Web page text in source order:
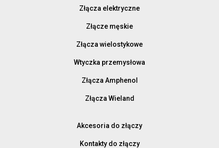
Złącza elektryczne
Złącze męskie
Złącza wielostykowe
Wtyczka przemysłowa
Złącza Amphenol
Złącza Wieland
Akcesoria do złączy
Kontakty do złączy